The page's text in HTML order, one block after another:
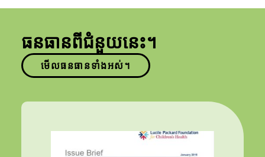
ធនធានពីជំនួយនេះ។
មើលធនធានទាំងអស់។